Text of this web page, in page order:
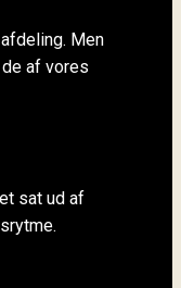
Men
af vores
sat ud af